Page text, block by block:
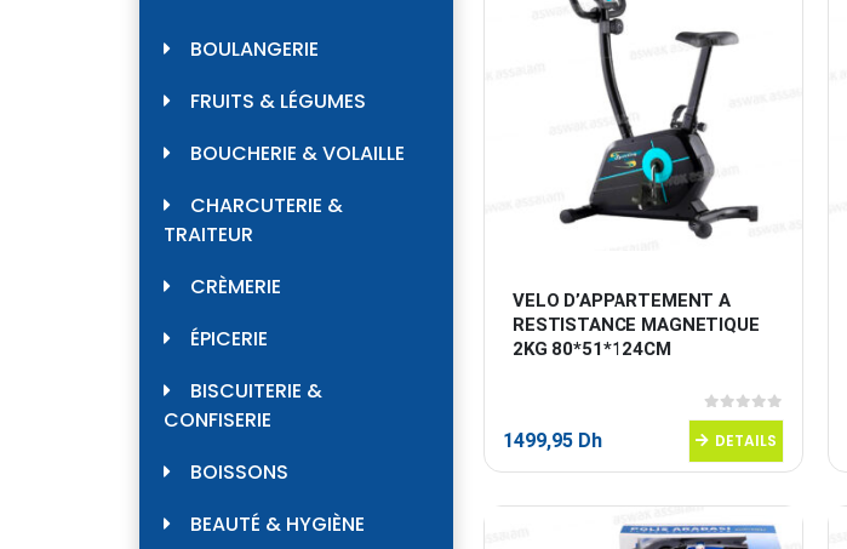
VELO D’APPARTEMENT A
RESTISTANCE MAGNETIQUE
2KG 80*51*124CM
0sur 5
1499,95 Dh DETAILS
BOULANGERIE
FRUITS & LÉGUMES
BOUCHERIE & VOLAILLE
CHARCUTERIE &
TRAITEUR
CRÈMERIE
ÉPICERIE
BISCUITERIE &
CONFISERIE
BOISSONS
BEAUTÉ & HYGIÈNE